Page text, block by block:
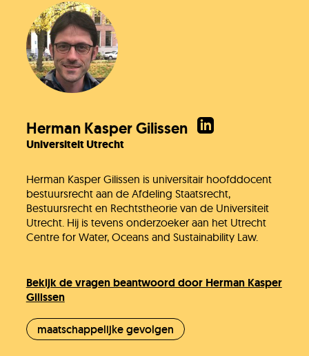
Herman Kasper Gilissen
Universiteit Utrecht
Herman Kasper Gilissen is universitair hoofddocent
bestuursrecht aan de Afdeling Staatsrecht,
Bestuursrecht en Rechtstheorie van de Universiteit
Utrecht. Hij is tevens onderzoeker aan het Utrecht
Centre for Water, Oceans and Sustainability Law.
Bekijk de vragen beantwoord door Herman Kasper
Gilissen
maatschappelijke gevolgen